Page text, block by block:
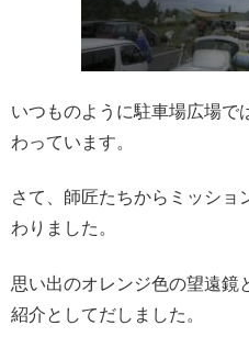
いつものように駐車場広場で
わっています。
さて、師匠たちからミッショ
わりました。
思い出のオレンジ色の望遠鏡
紹介としてだしました。